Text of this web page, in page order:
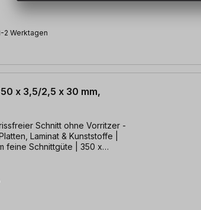
2 Werktagen
x 3,5/2,5 x 30 mm,
Schnitt ohne Vorritzer -
Laminat & Kunststoffe |
feine Schnittgüte | 350 x